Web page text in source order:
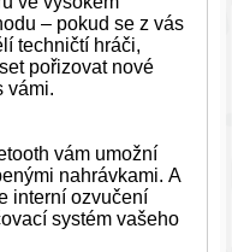
– pokud se z vás
techničtí hráči,
pořizovat nové
vámi.
vám umožní
nahrávkami. A
interní ozvučení
systém vašeho